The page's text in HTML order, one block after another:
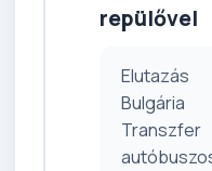
repülővel
Bulgária